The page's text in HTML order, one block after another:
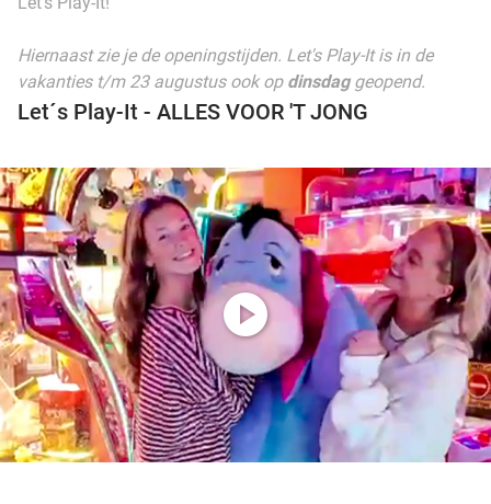
Hiernaast zie je de openingstijden. Let's Play-It is in de
vakanties t/m 23 augustus ook op dinsdag geopend.
Let´s Play-It - ALLES VOOR 'T JONG
play_circle